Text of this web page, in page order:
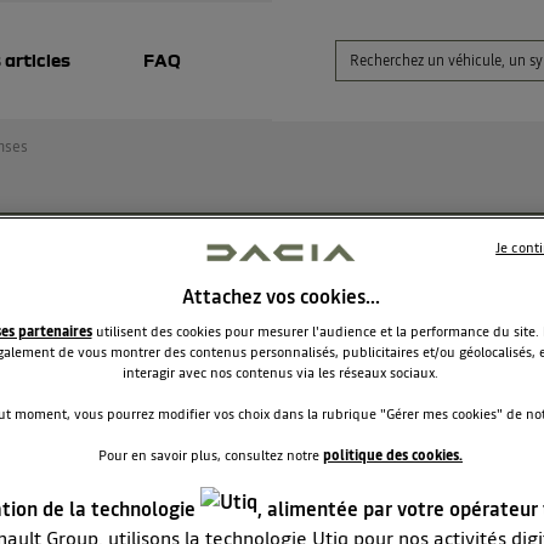
articles FAQ
E10 est prévu pour les Dacia 125, ou que le 95 qui
à disparaitre ?
lesage
Le12 juillet 2020à21:29
suis laisser dire en commandant un Duster 125 que les
très fragiles, (il faut faires tourner au ralenti au moins 2
de partir pour que l'huile rentre bien dans les coussinets de
et l'arbre à came qui fait fonctionner les soupapes), dont
ont déjà cassés les moteurs avec les kits éthanols pour le
Attachez vos cookies…
partenairesutilisent des cookies pour mesurer l'audience et la performance du site.
de vous montrer des contenus personnalisés, publicitaires et/ou géolocalisés,
interagir avec nos contenus via les réseaux sociaux.
moment, vous pourrez modifier vos choix dans la rubrique "Gérer mes cookies" de
Pour en savoir plus, consultez notrepolitique des cookies.
de la technologie
, alimentée par votre opérateur
Group, utilisons la technologie Utiq pour nos activités
Je